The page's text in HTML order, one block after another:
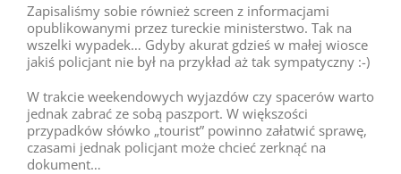
Zapisaliśmy sobie również screen z informacjami
opublikowanymi przez tureckie ministerstwo. Tak na
wszelki wypadek… Gdyby akurat gdzieś w małej wiosce
jakiś policjant nie był na przykład aż tak sympatyczny :-)
W trakcie weekendowych wyjazdów czy spacerów warto
jednak zabrać ze sobą paszport. W większości
przypadków słówko „tourist” powinno załatwić sprawę,
czasami jednak policjant może chcieć zerknąć na
dokument…